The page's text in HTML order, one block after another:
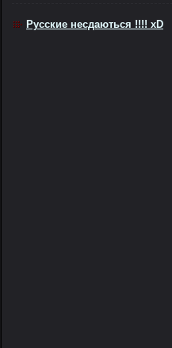
Русские несдаються !!!! xD